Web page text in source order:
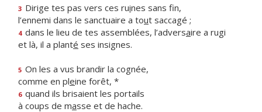
3 Dirige tes pas vers ces ruines sans fin,
l’ennemi dans le sanctuaire a tout saccagé ;
4 dans le lieu de tes assemblées, l’adversaire a rugi
et là, il a planté ses insignes.
5 On les a vus brandir la cognée,
comme en pleine forêt, *
6 quand ils brisaient les portails
à coups de masse et de hache.